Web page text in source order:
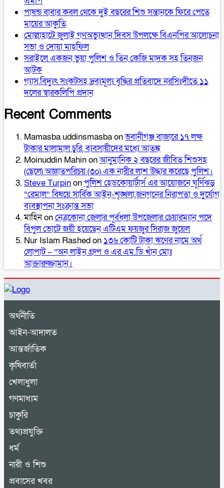
পাষন্ড বাবার কবল থেকে দুই বছরের শিশু সন্তানকে ফিরে পেতে
মায়ের আকুতি
মোল্লাহাটে জুলাই গণঅভ্যুত্থান দিবস উপলক্ষে বিএনপির আলোচনা
সভা ও দোয়া মাহফিল
সরাইলে একজন ভুয়া পুলিশ ও তিন কেজি মাদক সহ তিনজন
আটক
গ্যাস,বিদ্যুৎ সংকটসহ দ্রব্যমূল্য বৃদ্ধির প্রতিবাদে নরসিংদীতে ১১
দলের স্বারকলিপি প্রদান
Recent Comments
Mamasba uddinsmasbaonভবানীগঞ্জ বাজারে ১৭ লক্ষ
টাকার মালামাল চুরি, ব্যবসায়ীদের মধ্যে আতঙ্ক
Moinuddin Mahinonআনুমানিক ২ বছরের জীবিত শিশুসহ
(ছেলে) অজ্ঞাতপরিচয় (৩০) এক নারীর লাশ উদ্ধার করেছে পুলিশ।
Steve Turpinonপুলিশ হেডকোয়ার্টার্স এর আয়োজনে ঘূর্ণিঝড়
“রেমাল” বিষয়ে সার্বিক আইন-শৃঙ্খলা,জনগনের নিরাপত্তা ও দুর্যোগ
ব্যবস্থাপনা সংক্রান্ত সভা
মাহিনonনেত্রকোনা জেলার পূর্বধলা উপজেলার চেয়ারম্যান পদে
বিপুল ভোটে জয়ী হয়েছেন এটিএম ফয়জুর সিরাজ জুয়েল
Nur Islam Rashedon ১৩৬ কোটি টাকা ঋণের নামে অর্থ
লোপাট – “অন লাইন গ্রুপ ও এর এম.ডি খাঁন মোঃ
আক্তারুজ্জামান।
অর্থনীতি
আইন-আদালত
আন্তর্জাতিক
কৃষিবার্তা
খেলাধুলা
গণমাধ্যম
চাকুরি
তথ্যপ্রযুক্তি
ধর্ম
নারী ও শিশু
প্রবাসের খবর